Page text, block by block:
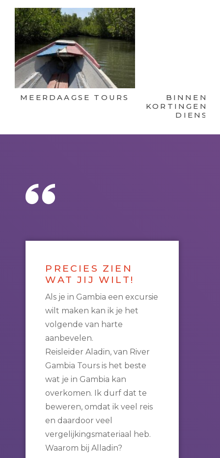
MEERDAAGSE TOURS
KORTINGEN
PRECIES ZIEN
WAT JIJ WILT!
Als je in Gambia een excursie
wilt maken kan ik je het
volgende van harte
aanbevelen.
Reisleider Aladin, van River
Gambia Tours is het beste
wat je in Gambia kan
overkomen. Ik durf dat te
beweren, omdat ik veel reis
en daardoor veel
vergelijkingsmateriaal heb.
Waarom bij Alladin?